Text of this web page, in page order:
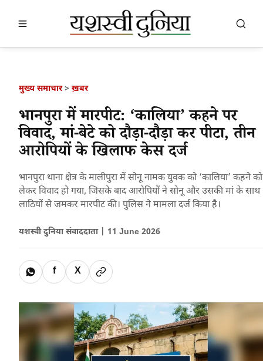
मुख्य समाचार> ख़बर
भानपुरा में मारपीट: ‘कालिया’ कहने पर
विवाद, मां-बेटे को दौड़ा-दौड़ा कर पीटा, तीन
आरोपियों के खिलाफ केस दर्ज
भानपुरा थाना क्षेत्र के मालीपुरा में सोनू नामक युवक को ‘कालिया’ कहने को
लेकर विवाद हो गया, जिसके बाद आरोपियों ने सोनू और उसकी मां के साथ
लाठियों से जमकर मारपीट की। पुलिस ने मामला दर्ज किया है।
यशस्वी दुनिया संवाददाता | 11 June 2026
f X